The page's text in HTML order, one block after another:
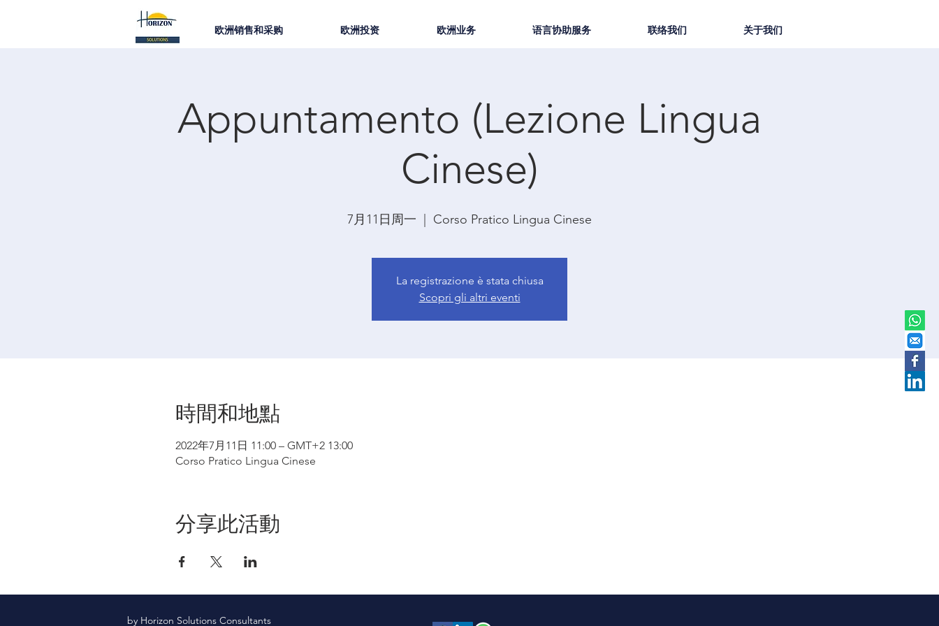
欧洲销售和采购 欧洲投资 欧洲业务 语言协助服务 联络我们 关于我们
Appuntamento (Lezione Lingua
Cinese)
7月11日周一 Corso Pratico Lingua Cinese
La registrazione è stata chiusa
Scopri gli altri eventi
時間和地點
2022年7月11日 11:00 – GMT+2 13:00
Corso Pratico Lingua Cinese
分享此活動
by Horizon Solutions Consultants